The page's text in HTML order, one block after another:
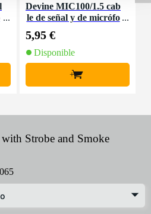
Devine MIC100/1.5 cab
le de señal y de micrófo
5,95 €
Disponible
+
Strobe and Smoke